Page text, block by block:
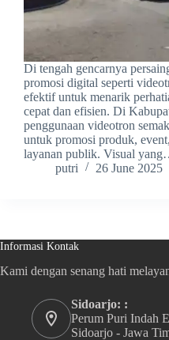
Di tengah gencarnya
promosi digital seperti
efektif untuk menarik
cepat dan efisien. Di
penggunaan videotron
untuk promosi produk,
layanan publik. Visual
putri
26 June 2025
Informasi Kontak
Kami dengan senang hati
Sidoarjo: :
Perum Puri Indah
Sidoarjo - Jawa